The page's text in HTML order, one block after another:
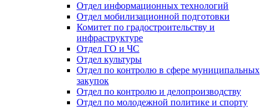
Отдел информационных технологий
Отдел мобилизационной подготовки
Комитет по градостроительству и
инфраструктуре
Отдел ГО и ЧС
Отдел культуры
Отдел по контролю в сфере муниципальных
закупок
Отдел по контролю и делопроизводству
Отдел по молодежной политике и спорту